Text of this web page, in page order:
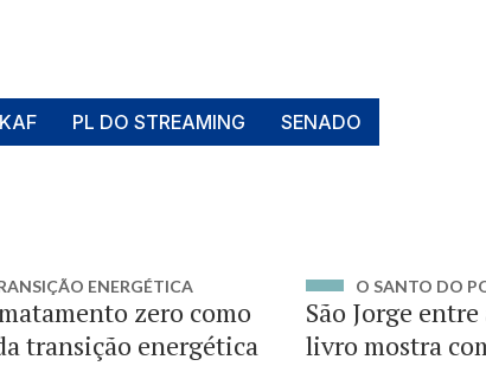
PL DO STREAMING SENADO
ENERGÉTICA
zero como
transição energética
O SANTO DO
São Jorge
livro mostra